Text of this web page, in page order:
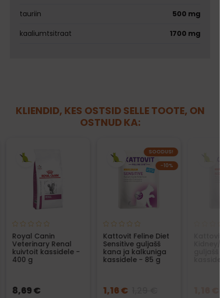
tauriin
500 mg
kaaliumtsitraat
1700 mg
KLIENDID, KES OSTSID SELLE TOOTE, ON
OSTNUD KA:
Royal Canin
Veterinary Renal
kuivtoit kassidele -
400 g
8,69 €
SOODUS!
−10%
Kattovit Feline Diet
Sensitive guljašš
kana ja kalkuniga
kassidele - 85 g
1,16 €